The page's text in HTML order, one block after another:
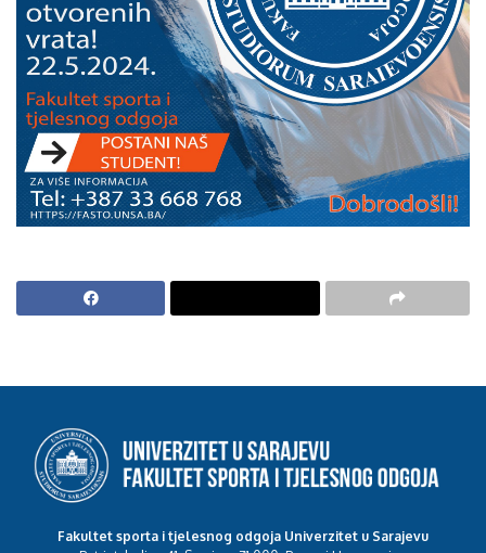
Fakultet sporta i tjelesnog odgoja Univerzitet u Sarajevu